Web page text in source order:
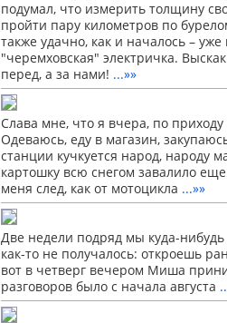
подумал, что измерить толщину
пройти пару километров по
также удачно, как и началось –
"черемховская" электричка.
перед, а за нами! ...»»
Слава мне, что я вчера, по
Одеваюсь, еду в магазин,
станции кучкуется народ, народу
картошку всю снегом завалило
меня след, как от мотоцикла ...»»
Две недели подряд мы куда-
как-то не получалось: откроешь
вот в четверг вечером Миша
разговоров было с начала августа